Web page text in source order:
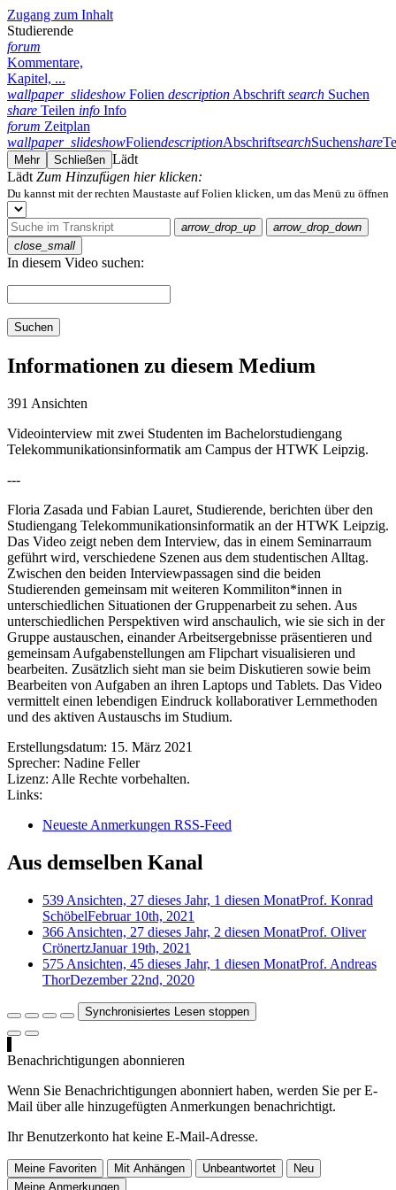
Zugang zum Inhalt
Studierende
forum
Kommentare,
Kapitel, ...
wallpaper_slideshow Folien description Abschrift search Suchen
share Teilen info Info
forum Zeitplan
wallpaper_slideshowFoliendescriptionAbschriftsearchSuchenshare
Mehr Schließen Lädt
Lädt Zum Hinzufügen hier klicken:
Du kannst mit der rechten Maustaste auf Folien klicken, um das Menü zu öffnen
arrow_drop_up
arrow_drop_down
close_small
In diesem Video suchen:
Suchen
Informationen zu diesem Medium
391 Ansichten
Videointerview mit zwei Studenten im Bachelorstudiengang
Telekommunikationsinformatik am Campus der HTWK Leipzig.
---
Floria Zasada und Fabian Lauret, Studierende, berichten über den
Studiengang Telekommunikationsinformatik an der HTWK Leipzig.
Das Video zeigt neben dem Interview, das in einem Seminarraum
geführt wird, verschiedene Szenen aus dem studentischen Alltag.
Zwischen den beiden Interviewpassagen sind die beiden
Studierenden gemeinsam mit weiteren Kommiliton*innen in
unterschiedlichen Situationen der Gruppenarbeit zu sehen. Aus
unterschiedlichen Perspektiven wird anschaulich, wie sie sich in der
Gruppe austauschen, einander Arbeitsergebnisse präsentieren und
gemeinsam Aufgabenstellungen am Flipchart visualisieren und
bearbeiten. Zusätzlich sieht man sie beim Diskutieren sowie beim
Bearbeiten von Aufgaben an ihren Laptops und Tablets. Das Video
vermittelt einen lebendigen Eindruck kollaborativer Lernmethoden
und des aktiven Austauschs im Studium.
Erstellungsdatum: 15. März 2021
Sprecher: Nadine Feller
Lizenz: Alle Rechte vorbehalten.
Links:
Neueste Anmerkungen RSS-Feed
Aus demselben Kanal
539 Ansichten, 27 dieses Jahr, 1 diesen MonatProf. Konrad
SchöbelFebruar 10th, 2021
366 Ansichten, 27 dieses Jahr, 2 diesen MonatProf. Oliver
CrönertzJanuar 19th, 2021
575 Ansichten, 45 dieses Jahr, 1 diesen MonatProf. Andreas
ThorDezember 22nd, 2020
Synchronisiertes Lesen stoppen
Benachrichtigungen abonnieren
Wenn Sie Benachrichtigungen abonniert haben, werden Sie per E-
Mail über alle hinzugefügten Anmerkungen benachrichtigt.
Ihr Benutzerkonto hat keine E-Mail-Adresse.
Meine Favoriten Mit Anhängen Unbeantwortet
Neu
Meine Anmerkungen